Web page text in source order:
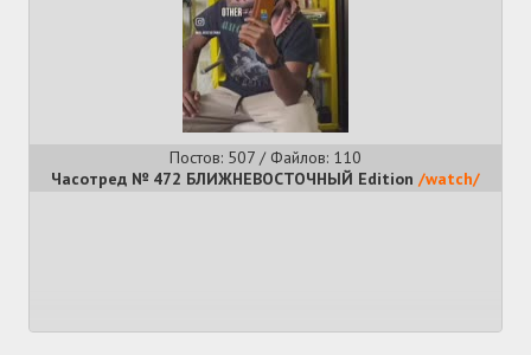
Постов: 507 / Файлов: 110
Часотред № 472 БЛИЖНЕВОСТОЧНЫЙ Edition /watch/